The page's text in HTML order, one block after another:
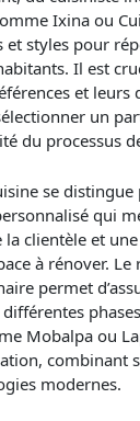
Ixina ou
et styles pour
Il est
et leurs
un
du processus
se distingue
qui
la clientèle et
à rénover. Le
permet
Mobalpa ou
combinant
modernes.